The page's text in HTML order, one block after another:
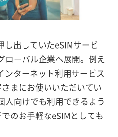
し出していたeSIMサービ
ローバル企業へ展開。例え
ンターネット利用サービス
まにお使いいただいてい
人向けでも利用できるよう
のお手軽なeSIMとしても